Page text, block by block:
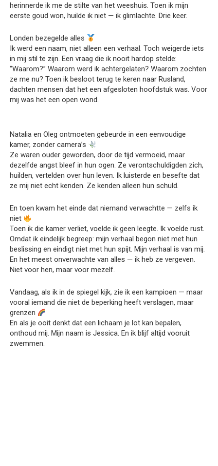
herinnerde ik me de stilte van het weeshuis. Toen ik mijn
eerste goud won, huilde ik niet — ik glimlachte. Drie keer.
Londen bezegelde alles
Ik werd een naam, niet alleen een verhaal. Toch weigerde iets
in mij stil te zijn. Een vraag die ik nooit hardop stelde:
“Waarom?” Waarom werd ik achtergelaten? Waarom zochten
ze me nu? Toen ik besloot terug te keren naar Rusland,
dachten mensen dat het een afgesloten hoofdstuk was. Voor
mij was het een open wond.
Natalia en Oleg ontmoeten gebeurde in een eenvoudige
kamer, zonder camera’s
Ze waren ouder geworden, door de tijd vermoeid, maar
dezelfde angst bleef in hun ogen. Ze verontschuldigden zich,
huilden, vertelden over hun leven. Ik luisterde en besefte dat
ze mij niet echt kenden. Ze kenden alleen hun schuld.
En toen kwam het einde dat niemand verwachtte — zelfs ik
niet
Toen ik die kamer verliet, voelde ik geen leegte. Ik voelde rust.
Omdat ik eindelijk begreep: mijn verhaal begon niet met hun
beslissing en eindigt niet met hun spijt. Mijn verhaal is van mij.
En het meest onverwachte van alles — ik heb ze vergeven.
Niet voor hen, maar voor mezelf.
Vandaag, als ik in de spiegel kijk, zie ik een kampioen — maar
vooral iemand die niet de beperking heeft verslagen, maar
grenzen
En als je ooit denkt dat een lichaam je lot kan bepalen,
onthoud mij. Mijn naam is Jessica. En ik blijf altijd vooruit
zwemmen.